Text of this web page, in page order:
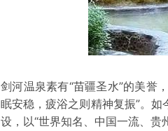
剑河温泉素有“苗疆圣水”的美誉
眠安稳，疲浴之则精神复振”。
设，以“世界知名、中国一流、贵